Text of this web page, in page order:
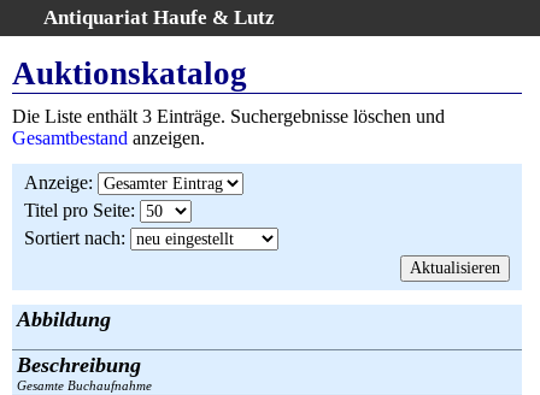
Antiquariat Haufe & Lutz
Home
Gesamtbestand
Kategorien
Schlagwörter
Suchergebnisse
AGB
Widerruf
Über uns
Auktionskatalog
Die Liste enthält 3 Einträge. Suchergebnisse löschen und
Gesamtbestand anzeigen.
Anzeige:
Titel pro Seite:
Sortiert nach:
Abbildung
Beschreibung
Gesamte Buchaufnahme